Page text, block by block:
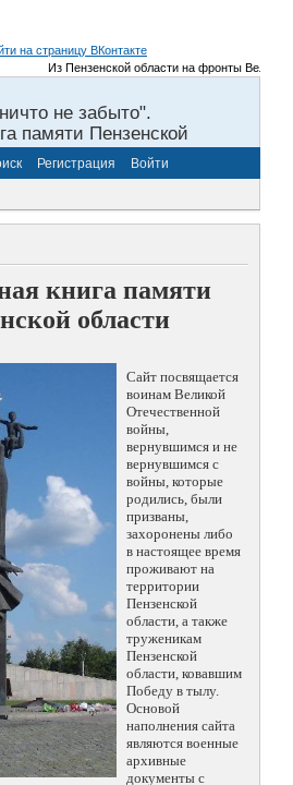
Из Пензенской области на фронты Великой
не забыто".
памяти Пензенской
Регистрация Войти
книга памяти
области
Сайт посвящается
воинам Великой
Отечественной
войны,
вернувшимся и не
вернувшимся с
войны, которые
родились, были
призваны,
захоронены либо
в настоящее время
проживают на
территории
Пензенской
области, а также
труженикам
Пензенской
области, ковавшим
Победу в тылу.
Основой
наполнения сайта
являются военные
архивные
документы с